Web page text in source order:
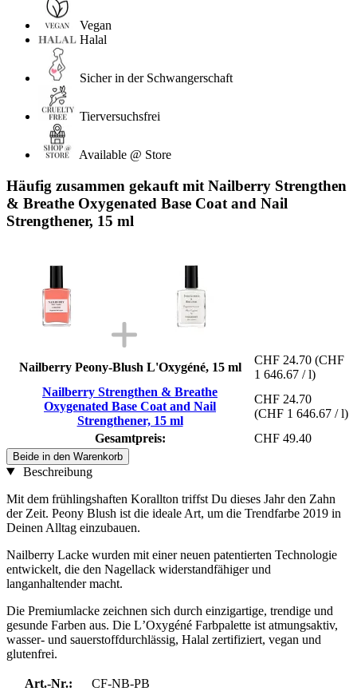
Vegan
Halal
Sicher in der Schwangerschaft
Tierversuchsfrei
Available @ Store
Häufig zusammen gekauft mit Nailberry Strengthen
& Breathe Oxygenated Base Coat and Nail
Strengthener, 15 ml
Nailberry Peony-Blush L'Oxygéné, 15 ml
CHF 24.70 (CHF
1 646.67 / l)
Nailberry Strengthen & Breathe
Oxygenated Base Coat and Nail
Strengthener, 15 ml
CHF 24.70
(CHF 1 646.67 / l)
Gesamtpreis:
CHF 49.40
Beide in den Warenkorb
Beschreibung
Mit dem frühlingshaften Korallton triffst Du dieses Jahr den Zahn
der Zeit. Peony Blush ist die ideale Art, um die Trendfarbe 2019 in
Deinen Alltag einzubauen.
Nailberry Lacke wurden mit einer neuen patentierten Technologie
entwickelt, die den Nagellack widerstandfähiger und
langanhaltender macht.
Die Premiumlacke zeichnen sich durch einzigartige, trendige und
gesunde Farben aus. Die LʼOxygéné Farbpalette ist atmungsaktiv,
wasser- und sauerstoffdurchlässig, Halal zertifiziert, vegan und
glutenfrei.
Art.-Nr.:
CF-NB-PB